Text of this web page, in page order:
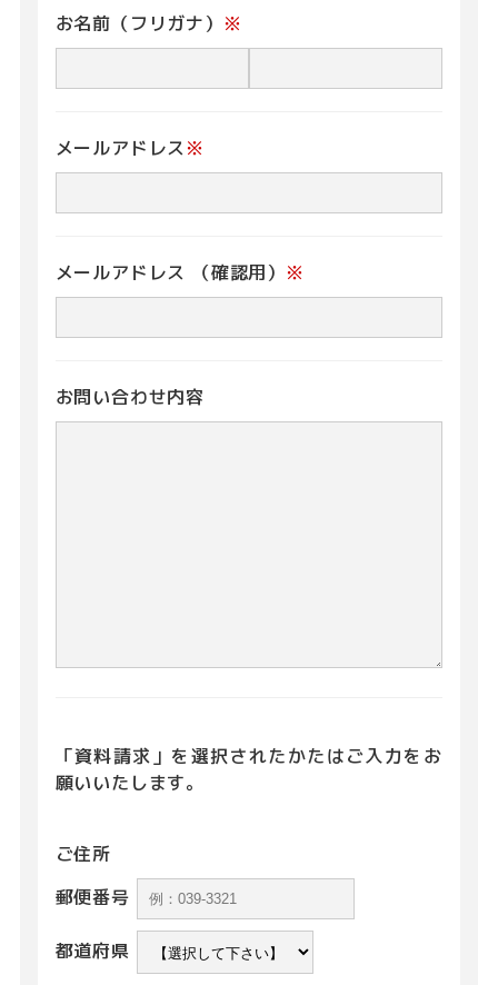
お名前（フリガナ） ※
メールアドレス※
メールアドレス （確認用） ※
お問い合わせ内容
「資料請求」を選択されたかたはご入力をお
願いいたします。
ご住所
郵便番号
都道府県